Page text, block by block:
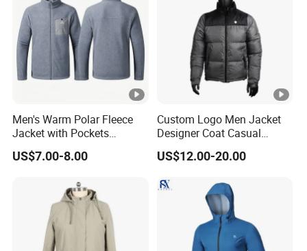
Men's Warm Polar Fleece
Jacket with Pockets
Lightweight Outdoor Jacket
US$7.00-8.00
Custom Logo Men Jacket
Designer Coat Casual
Outdoor Coat Zipper Coat
Winter Men Jacket
US$12.00-20.00